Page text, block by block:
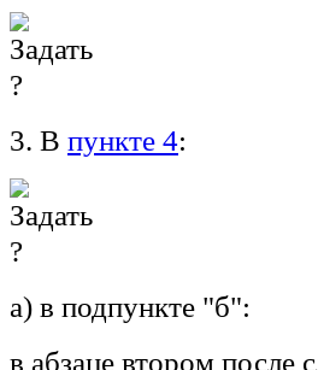
3. В пункте 4:
а) в подпункте "б":
в абзаце втором после